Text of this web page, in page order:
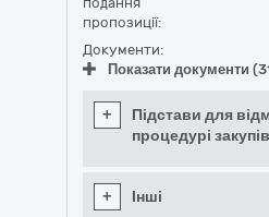
пропозиції:
Документи:
Показати документи
+
Підстави для
процедурі
+ Інші